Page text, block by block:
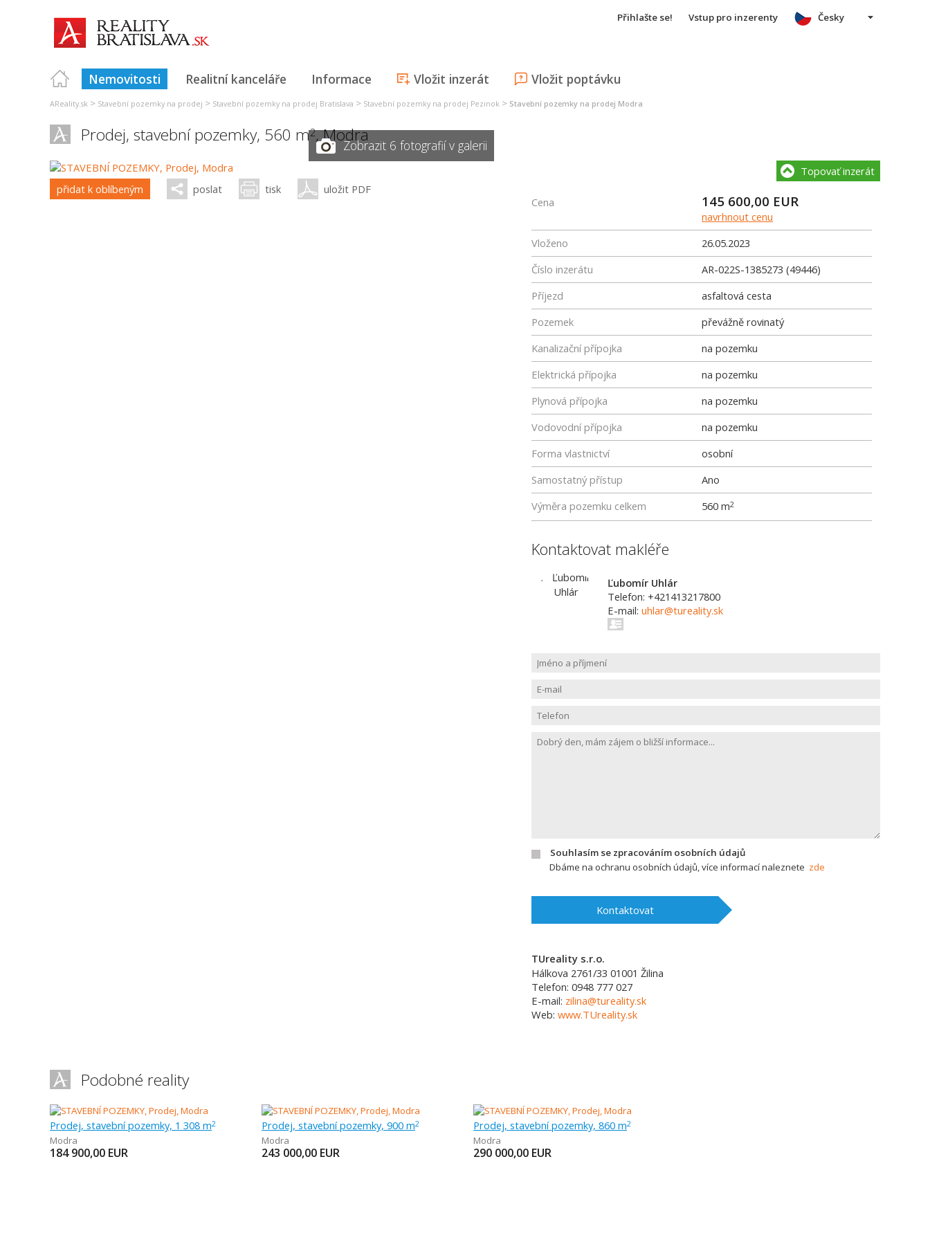
Přihlašte se! Vstup pro inzerenty
Nemovitosti Realitní kanceláře Informace Vložit inzerát Vložit poptávku
Česky
AReality.sk > Stavební pozemky na prodej > Stavební pozemky na prodej Bratislava > Stavební pozemky na prodej Pezinok > Stavební pozemky na prodej Modra
Prodej, stavební pozemky, 560 m2,Modra
Zobrazit 6 fotografií v galerii
přidat k oblíbeným poslat tisk uložit PDF
Topovať inzerát
Cena 145 600,00 EUR
navrhnout cenu
Vloženo
26.05.2023
Číslo inzerátu
AR-022S-1385273 (49446)
Příjezd
asfaltová cesta
Pozemek
převážně rovinatý
Kanalizační přípojka
na pozemku
Elektrická přípojka
na pozemku
Plynová přípojka
na pozemku
Vodovodní přípojka
na pozemku
Forma vlastnictví
osobní
Samostatný přístup
Ano
Výměra pozemku celkem
560 m2
Kontaktovat makléře
Ľubomír Uhlár
Telefon: +421413217800
E-mail: uhlar@tureality.sk
Souhlasím se zpracováním osobních údajů
Dbáme na ochranu osobních údajů, více informací naleznete zde
Kontaktovat
TUreality s.r.o.
Hálkova 2761/33 01001 Žilina
Telefon: 0948 777 027
E-mail: zilina@tureality.sk
Web: www.TUreality.sk
Podobné reality
Prodej, stavební pozemky, 1 308 m2
Modra
184 900,00 EUR
Prodej, stavební pozemky, 900 m2
Modra
243 000,00 EUR
Prodej, stavební pozemky, 860 m2
Modra
290 000,00 EUR